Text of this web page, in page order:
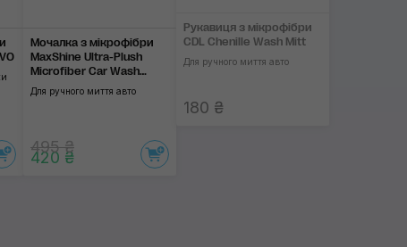
Мочалка з мікрофібри
MaxShine Ultra-Plush
Microfiber Car Wash
Sponge
Для ручного миття авто
495 ₴
420 ₴
Рукавиця з мікрофібри
CDL Chenille Wash Mitt
Для ручного миття авто
180 ₴